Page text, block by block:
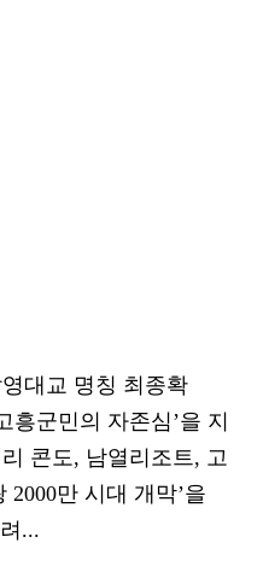
대교 명칭 최종확
흥군민의 자존심’을 지
콘도, 남열리조트, 고
2000만 시대 개막’을
...